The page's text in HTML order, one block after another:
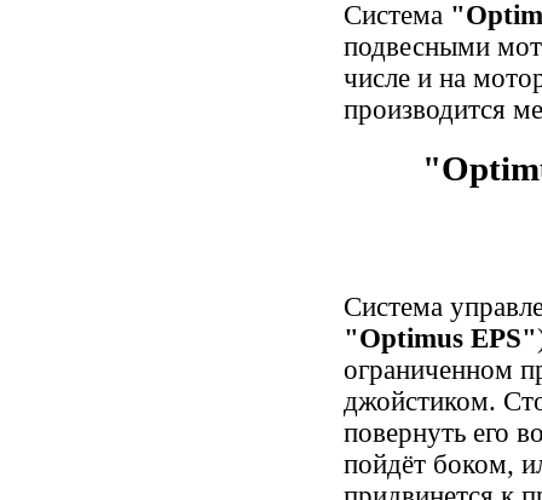
Система
подвесными
числе и на
производится
Система
"Optimus EPS"
ограниченном
джойстиком.
повернуть его
пойдёт боком,